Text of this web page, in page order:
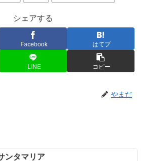
シェアする
Facebook はてブ
LINE コピー
やまだ
ンタマリア